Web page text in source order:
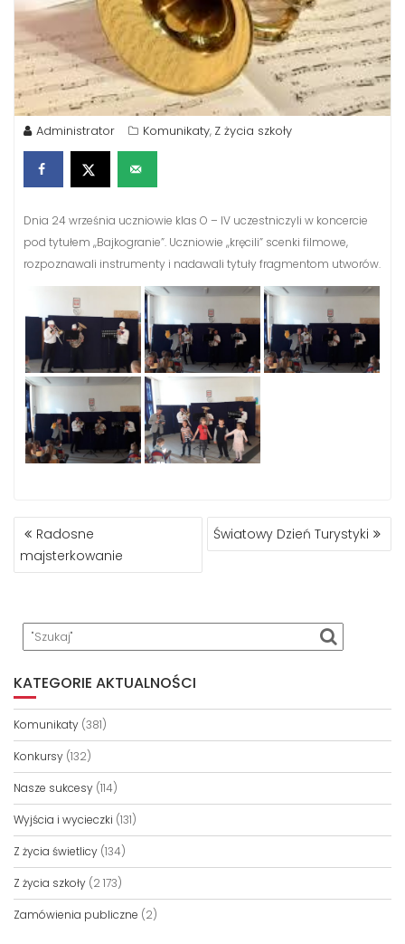
Administrator Komunikaty, Z życia szkoły
Dnia 24 września uczniowie klas O – IV uczestniczyli w koncercie
pod tytułem ,,Bajkogranie”. Uczniowie ,,kręcili” scenki filmowe,
rozpoznawali instrumenty i nadawali tytuły fragmentom utworów.
NAWIGACJA
WPISU
Radosne
majsterkowanie
Światowy Dzień Turystyki
KATEGORIE AKTUALNOŚCI
Komunikaty (381)
Konkursy (132)
Nasze sukcesy (114)
Wyjścia i wycieczki (131)
Z życia świetlicy (134)
Z życia szkoły (2 173)
Zamówienia publiczne (2)